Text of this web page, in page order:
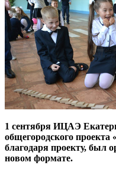
1 сентября ИЦАЭ
общегородского
благодаря проекту, был
новом формате.